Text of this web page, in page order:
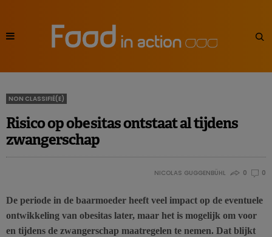
NON CLASSIFIÉ(E)
Risico op obesitas ontstaat al tijdens
zwangerschap
NICOLAS GUGGENBÜHL 0 0
De periode in de baarmoeder heeft veel impact op de eventuele
ontwikkeling van obesitas later, maar het is mogelijk om voor
en tijdens de zwangerschap maatregelen te nemen. Dat blijkt